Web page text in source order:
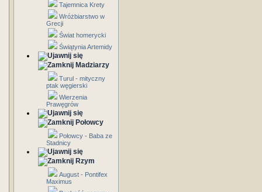
Tajemnica Krety
Wróżbiarstwo w
Grecji
Świat homerycki
Świątynia Artemidy
Madziarzy
Turul - mityczny
ptak węgierski
Wierzenia
Prawęgrów
Połowcy
Połowcy - Baba ze
Stadnicy
Rzym
August - Pontifex
Maximus